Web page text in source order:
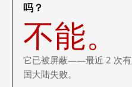
吗？
不能。
它已被屏蔽——最近 2 次有
国大陆失败。